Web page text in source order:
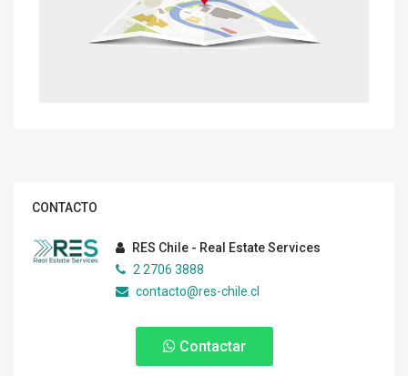
CONTACTO
RES Chile - Real Estate Services
2 2706 3888
contacto@res-chile.cl
Contactar